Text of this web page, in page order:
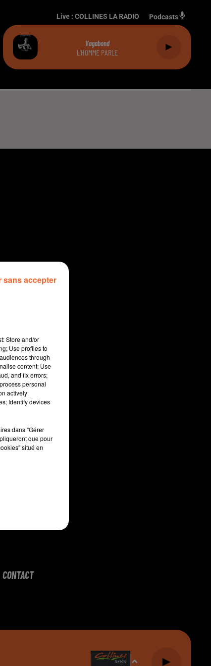
Live : COLLINES LA RADIO Podcasts
Vagabond
L'HOMME PARLE
CONTACT
Store and/or
Use profiles to
through
content; Use
and fix errors;
personal
actively
Identify devices
dans "Gérer
que pour
situé en
sans accepter